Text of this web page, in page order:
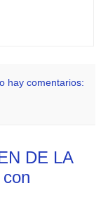
hay comentarios:
DE LA